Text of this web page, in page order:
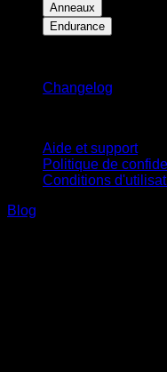
Anneaux
Endurance
Changelog
Aide et support
Politique de
Conditions
Blog